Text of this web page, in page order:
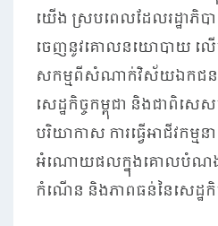
យើង ស្របពេលដែលរដ្ឋាភិ
ចេញនូវគោលនយោបាយ លើ
សកម្មពីសំណាក់វិស័យឯកជន ក្
សេដ្ឋកិច្ចកម្ពុជា និងជាពិស
បរិយាកាស ការធ្វើអាជីវកម្ម
អំណោយផលក្នុងគោលបំណងរួ
កំណើន និងភាពធន់នៃសេដ្ឋកិ